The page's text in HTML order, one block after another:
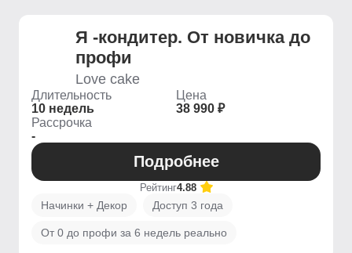
Я -кондитер. От новичка до
профи
Love cake
Длительность
10 недель
Цена
38 990 ₽
Рассрочка
-
Подробнее
Рейтинг4.88
Начинки + Декор Доступ 3 года
От 0 до профи за 6 недель реально